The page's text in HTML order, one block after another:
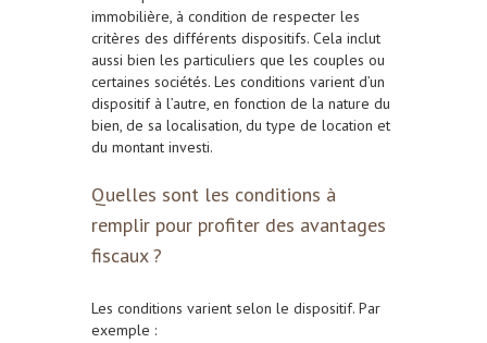
immobilière, à condition de respecter les
critères des différents dispositifs. Cela inclut
aussi bien les particuliers que les couples ou
certaines sociétés. Les conditions varient d’un
dispositif à l’autre, en fonction de la nature du
bien, de sa localisation, du type de location et
du montant investi.
Quelles sont les conditions à
remplir pour profiter des avantages
fiscaux ?
Les conditions varient selon le dispositif. Par
exemple :